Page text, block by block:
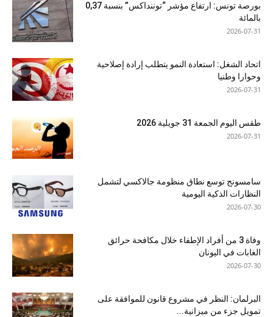
بورصة تونس: ارتفاع مؤشر “توننداكس” بنسبة 0,37
بالمائة
2026-07-31
اتحاد الشغل: استعادة النمو يتطلب إرادة إصلاحية
وحوارا وطنيا
2026-07-31
طقس اليوم الجمعة 31 جويلية 2026
2026-07-31
سامسونج توسع نطاق منظومة جالاكسي لتشمل
النظارات الذكية اليومية
2026-07-30
وفاة 3 من أفراد الإطفاء خلال مكافحة حرائق
الغابات في اليونان
2026-07-30
البرلمان: النظر في مشروع قانون للموافقة على
تمويل جزء من ميزانية...